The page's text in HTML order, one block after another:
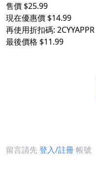
售價 $25.99
現在優惠價 $14.99
再使用折扣碼: 2CYYAPPR
最後價格 $11.99
留言請先登入/註冊帳號